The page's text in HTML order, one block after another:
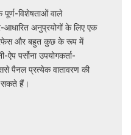
पूर्ण-विशेषताओं वाले
अनुप्रयोगों के लिए एक
और बहुत कुछ के रूप में
पर्सोना उपयोगकर्ता-
पैनल प्रत्येक वातावरण की
हैं।